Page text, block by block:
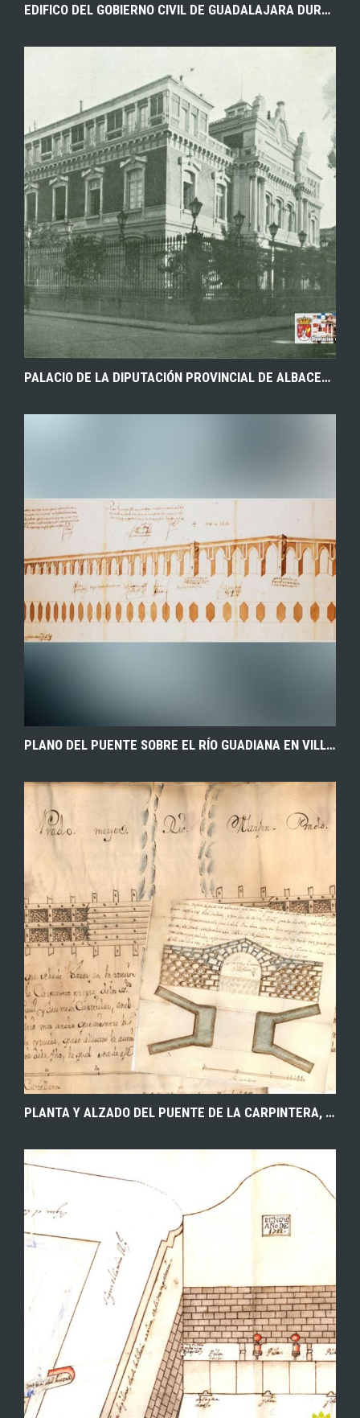
EXPLORAR ZOOM
EDIFICO DEL GOBIERNO CIVIL DE GUADALAJARA DURANTE SU CONSTRUCCIÓN. 1945. CENTRO DE LA FOTOGRAFÍA Y LA IMAGEN HISTÓRICA DE GUADALAJARA. ARCHIVO DE LA DIPUTACIÓN PROVINCIAL DE GUADALAJARA.
EXPLORAR
PALACIO DE LA DIPUTACIÓN PROVINCIAL DE ALBACETE. MEMORIA SOBRE EL DESENVOLVIMIENTO Y PROGRESO DE LA ADMINISTRACIÓN PROVINCIAL. 1923-28. ARCHIVO DE LA DIPUTACIÓN PROVINCIAL DE ALBACETE.
EXPLORAR ZOOM
PLANO DEL PUENTE SOBRE EL RÍO GUADIANA EN VILLARTA DE LOS MONTES (BADAJOZ). 1574. ARCHIVO HISTÓRICO PROVINCIAL DE TOLEDO.
EXPLORAR
PLANTA Y ALZADO DEL PUENTE DE LA CARPINTERA, JUNTO AL MOLINO EN EL PARAJE DEL CASTELLAR, PROPIOS DEL DEÁN Y CABILDO DE LA CIUDAD DE CUENCA. 1744. ARCHIVO HISTÓRICO PROVINCIAL DE CUENCA.